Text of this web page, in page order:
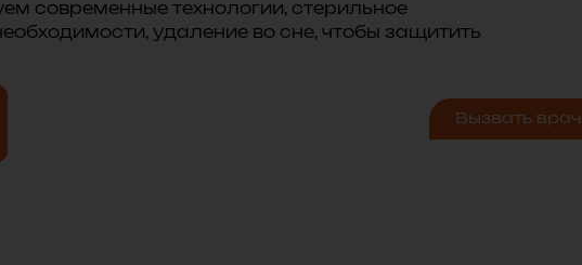
Вызвать
современные технологии, стерильное
удаление во сне, чтобы защитить